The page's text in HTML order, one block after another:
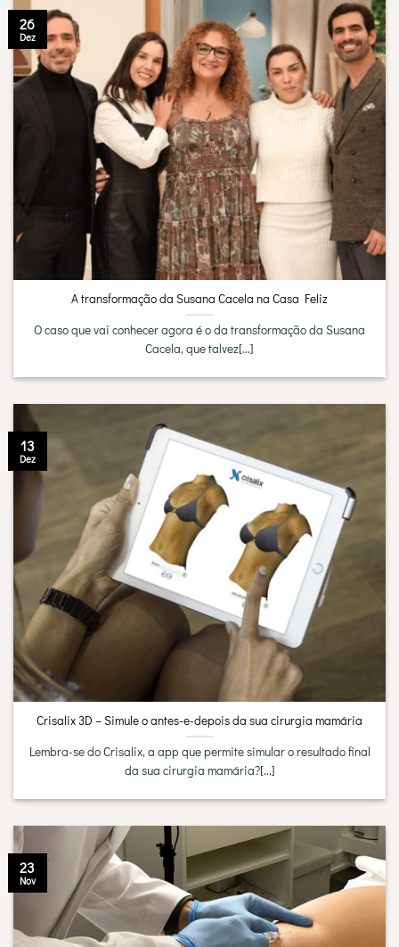
A transformação da Susana Cacela na Casa Feliz
O caso que vai conhecer agora é o da transformação da Susana
Cacela, que talvez[...]
26
Dez
Crisalix 3D – Simule o antes-e-depois da sua cirurgia mamária
Lembra-se do Crisalix, a app que permite simular o resultado final
da sua cirurgia mamária?[...]
13
Dez
23
Nov